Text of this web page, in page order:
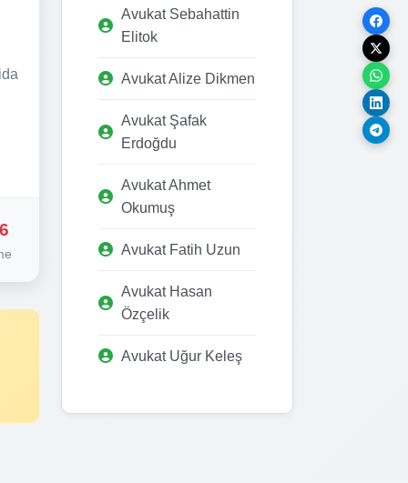
Avukat Sebahattin
Elitok
Avukat Alize Dikmen
Avukat Şafak
Erdoğdu
Avukat Ahmet
Okumuş
Avukat Fatih Uzun
Avukat Hasan
Özçelik
Avukat Uğur Keleş